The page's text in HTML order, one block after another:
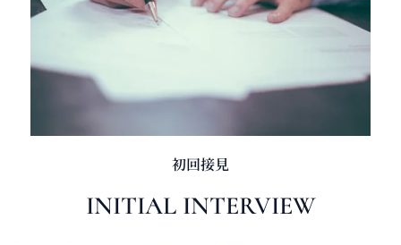
初回接見
INITIAL INTERVIEW